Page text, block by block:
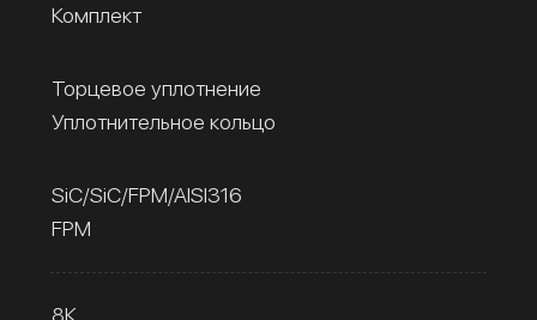
Комплект
Торцевое уплотнение
Уплотнительное кольцо
SiC/SiC/FPM/AISI316
FPM
8К